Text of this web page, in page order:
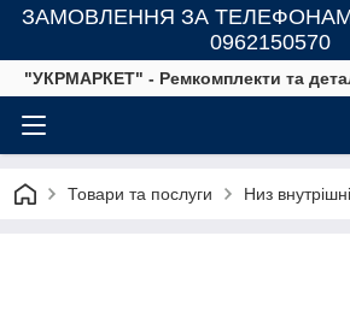
ЗАМОВЛЕННЯ ЗА
0962150570
"УКРМАРКЕТ" - Ремкомплекти та
Товари та послуги Низ